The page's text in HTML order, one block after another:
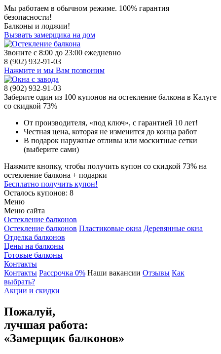
Мы работаем в обычном режиме. 100% гарантия
безопасности!
Балконы и лоджии!
Вызвать замерщика на дом
Звоните с 8:00 до 23:00 ежедневно
8 (902) 932-91-03
Нажмите и мы Вам позвоним
8 (902) 932-91-03
Заберите один из 100 купонов на остекление балкона в Калуге
со скидкой 73%
От производителя, «под ключ», с гарантией 10 лет!
Честная цена, которая не изменится до конца работ
В подарок наружные отливы или москитные сетки
(выберите сами)
Нажмите кнопку, чтобы получить купон со скидкой 73% на
остекление балкона + подарки
Бесплатно получить купон!
Осталось купонов: 8
Меню
Меню сайта
Остекление балконов
Остекление балконов Пластиковые окна Деревянные окна
Отделка балконов
Цены на балконы
Готовые балконы
Контакты
Контакты Рассрочка 0% Наши вакансии Отзывы Как
выбрать?
Акции и скидки
Пожалуй,
лучшая работа:
«Замерщик балконов»